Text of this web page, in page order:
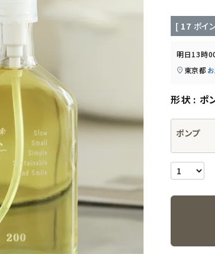
[ 17 ポイ
明日13時
東京都
形状 ポ
ポンプ